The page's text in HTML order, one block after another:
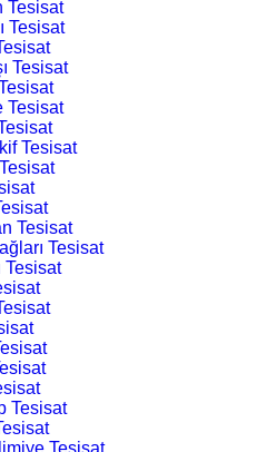
Tesisat
Tesisat
Tesisat
Tesisat
Tesisat
Tesisat
Tesisat
Tesisat
Tesisat